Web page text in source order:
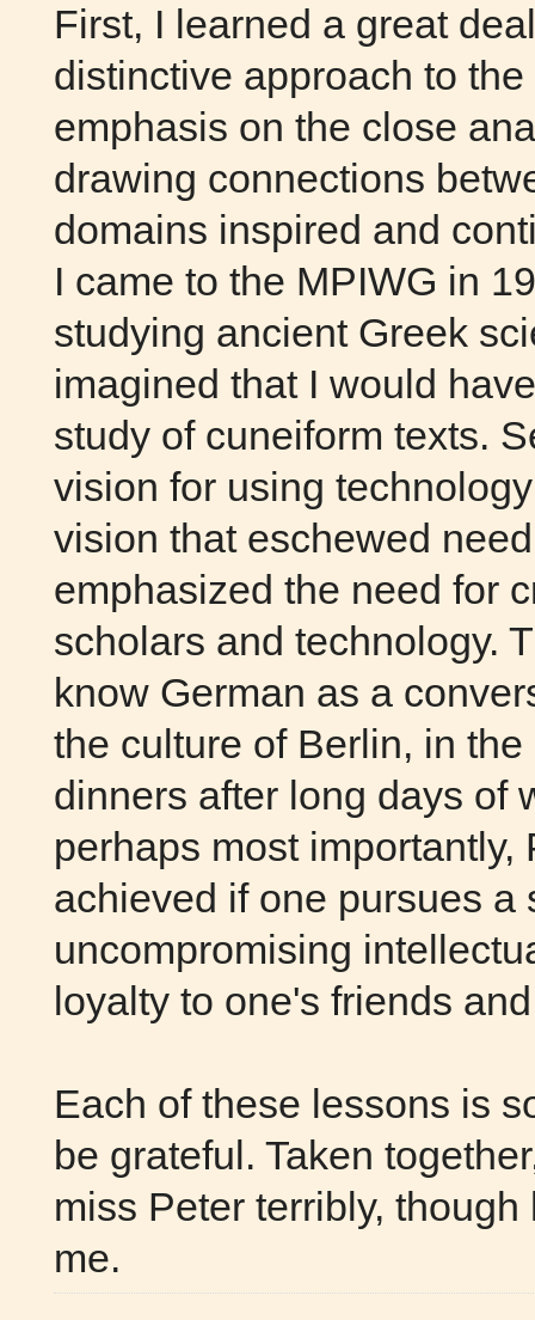
First, I learned a great
distinctive approach to
emphasis on the close
drawing connections
domains inspired and
I came to the MPIWG in
studying ancient Greek
imagined that I would
study of cuneiform texts.
vision for using
vision that eschewed
emphasized the need for
scholars and technology.
know German as a
the culture of Berlin, in
dinners after long days of
perhaps most
achieved if one pursues a
uncompromising
loyalty to one's friends
Each of these lessons is
be grateful. Taken
miss Peter terribly,
me.